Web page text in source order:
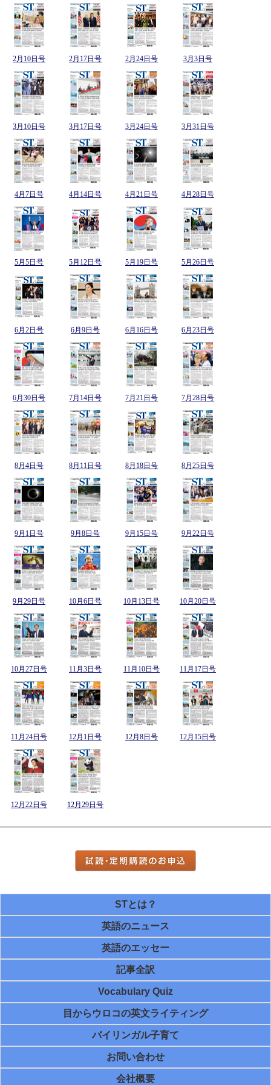
2月10日号 2月17日号 2月24日号 3月3日号
3月10日号 3月17日号 3月24日号 3月31日号
4月7日号 4月14日号 4月21日号 4月28日号
5月5日号 5月12日号 5月19日号 5月26日号
6月2日号 6月9日号 6月16日号 6月23日号
6月30日号 7月14日号 7月21日号 7月28日号
8月4日号 8月11日号 8月18日号 8月25日号
9月1日号 9月8日号 9月15日号 9月22日号
9月29日号 10月6日号 10月13日号 10月20日号
10月27日号 11月3日号 11月10日号 11月17日号
11月24日号 12月1日号 12月8日号 12月15日号
12月22日号 12月29日号
STとは？
英語のニュース
英語のエッセー
記事全訳
Vocabulary Quiz
目からウロコの英文ライティング
バイリンガル子育て
お問い合わせ
会社概要